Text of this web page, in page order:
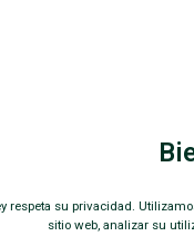
respeta su privacidad.
sitio web, analizar su